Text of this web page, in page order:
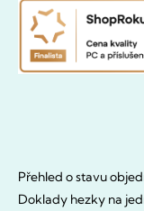
Přehled o stavu
Doklady hezky na